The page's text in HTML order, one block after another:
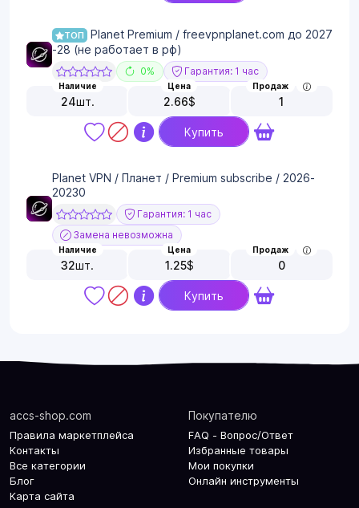
ТОП
Planet Premium / freevpnplanet.com до 2027
-28 (не работает в рф)
0% Гарантия: 1 час
Наличие
24шт.
Цена
2.66$
Продаж
1
Купить
Planet VPN / Планет / Premium subscribe / 2026-
20230
Гарантия: 1 час
Замена невозможна
Наличие
32шт.
Цена
1.25$
Продаж
0
Купить
accs-shop.com
Правила маркетплейса
Контакты
Все категории
Блог
Карта сайта
Покупателю
FAQ - Вопрос/Ответ
Избранные товары
Мои покупки
Онлайн инструменты